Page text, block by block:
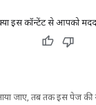
इस कॉन्टेंट से आपको मदद
जाए, तब तक इस पेज की